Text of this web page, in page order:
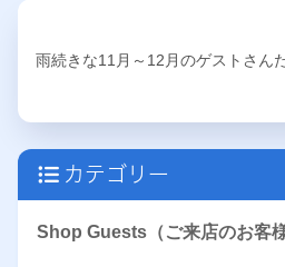
雨続きな11月～12月のゲストさん
カテゴリー
Shop Guests（ご来店のお客様